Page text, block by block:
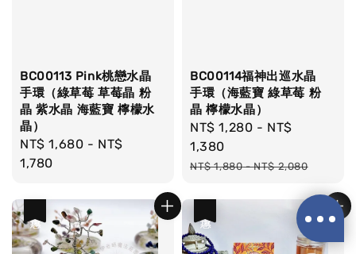
BC00113 Pink桃戀水晶
手環（綠草莓 草莓晶 粉
晶 紫水晶 海藍寶 檸檬水
晶）
Regular
price
NT$ 1,680 - NT$
1,780
BC00114福神出巡水晶
手環（海藍寶 綠草莓 粉
晶 檸檬水晶）
Sale
price
NT$ 1,280 - NT$
1,380
Regular
NT$ 1,880-NT$ 2,080